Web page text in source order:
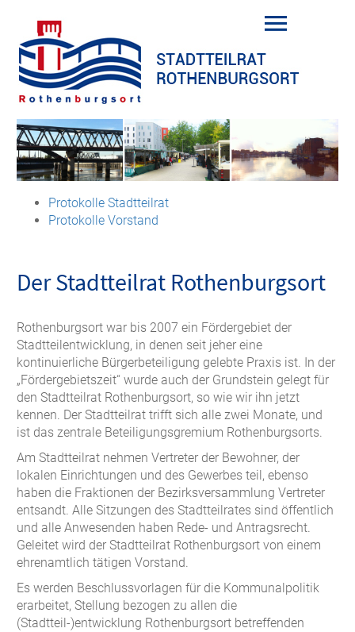
Protokolle Stadtteilrat
Protokolle Vorstand
Der Stadtteilrat Rothenburgsort
Rothenburgsort war bis 2007 ein Fördergebiet der
Stadtteilentwicklung, in denen seit jeher eine
kontinuierliche Bürgerbeteiligung gelebte Praxis ist. In der
„Fördergebietszeit“ wurde auch der Grundstein gelegt für
den Stadtteilrat Rothenburgsort, so wie wir ihn jetzt
kennen. Der Stadtteilrat trifft sich alle zwei Monate, und
ist das zentrale Beteiligungsgremium Rothenburgsorts.
Am Stadtteilrat nehmen Vertreter der Bewohner, der
lokalen Einrichtungen und des Gewerbes teil, ebenso
haben die Fraktionen der Bezirksversammlung Vertreter
entsandt. Alle Sitzungen des Stadtteilrates sind öffentlich
und alle Anwesenden haben Rede- und Antragsrecht.
Geleitet wird der Stadtteilrat Rothenburgsort von einem
ehrenamtlich tätigen Vorstand.
Es werden Beschlussvorlagen für die Kommunalpolitik
erarbeitet, Stellung bezogen zu allen die
(Stadtteil-)entwicklung Rothenburgsort betreffenden